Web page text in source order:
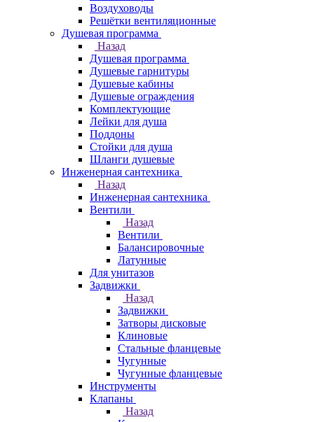
Воздуховоды
Решётки вентиляционные
Душевая программа
Назад
Душевая программа
Душевые гарнитуры
Душевые кабины
Душевые ограждения
Комплектующие
Лейки для душа
Поддоны
Стойки для душа
Шланги душевые
Инженерная сантехника
Назад
Инженерная сантехника
Вентили
Назад
Вентили
Балансировочные
Латунные
Для унитазов
Задвижки
Назад
Задвижки
Затворы дисковые
Клиновые
Стальные фланцевые
Чугунные
Чугунные фланцевые
Инструменты
Клапаны
Назад